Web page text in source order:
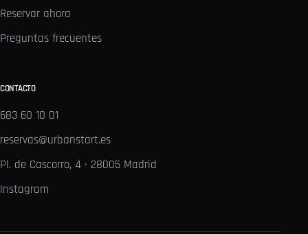
Reservar ahora
Preguntas frecuentes
CONTACTO
683 60 10 01
reservas@urbanstart.es
Pl. de Cascorro, 4 · 28005 Madrid
Instagram